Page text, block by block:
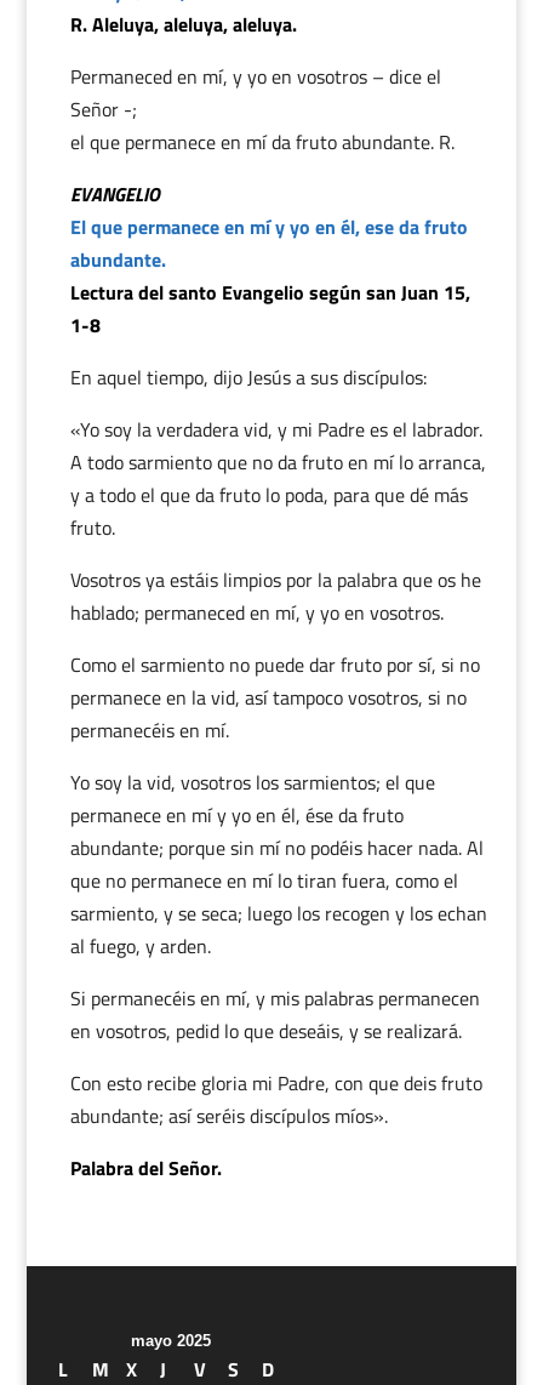
R. Aleluya, aleluya, aleluya.
Permaneced en mí, y yo en vosotros – dice el
Señor -;
el que permanece en mí da fruto abundante. R.
EVANGELIO
El que permanece en mí y yo en él, ese da fruto
abundante.
Lectura del santo Evangelio según san Juan 15,
1-8
En aquel tiempo, dijo Jesús a sus discípulos:
«Yo soy la verdadera vid, y mi Padre es el labrador.
A todo sarmiento que no da fruto en mí lo arranca,
y a todo el que da fruto lo poda, para que dé más
fruto.
Vosotros ya estáis limpios por la palabra que os he
hablado; permaneced en mí, y yo en vosotros.
Como el sarmiento no puede dar fruto por sí, si no
permanece en la vid, así tampoco vosotros, si no
permanecéis en mí.
Yo soy la vid, vosotros los sarmientos; el que
permanece en mí y yo en él, ése da fruto
abundante; porque sin mí no podéis hacer nada. Al
que no permanece en mí lo tiran fuera, como el
sarmiento, y se seca; luego los recogen y los echan
al fuego, y arden.
Si permanecéis en mí, y mis palabras permanecen
en vosotros, pedid lo que deseáis, y se realizará.
Con esto recibe gloria mi Padre, con que deis fruto
abundante; así seréis discípulos míos».
Palabra del Señor.
mayo 2025
L M X J V S
D